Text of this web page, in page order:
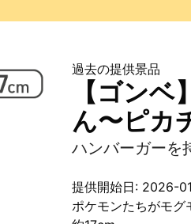
過去の提供景品
【ゴン
ん〜ピカ
ハンバーガーを
提供開始日: 2026-
ポケモンたちがモグ